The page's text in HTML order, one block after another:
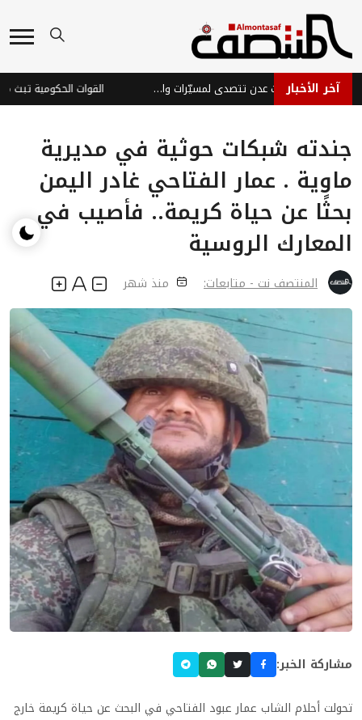
آخر الأخبار تصعيد جوي وميداني: دفاعات عدن تتصدى لمسيّرات والساحل الغربي يرفع الجاهزية
جندته شبكات حوثية في مديرية
ماوية . عمار الفتاحي غادر اليمن
بحثًا عن حياة كريمة.. فأصيب في
المعارك الروسية
المنتصف نت - متابعات: منذ شهر
مشاركة الخبر:
تحولت أحلام الشاب عمار عبود الفتاحي في البحث عن حياة كريمة خارج